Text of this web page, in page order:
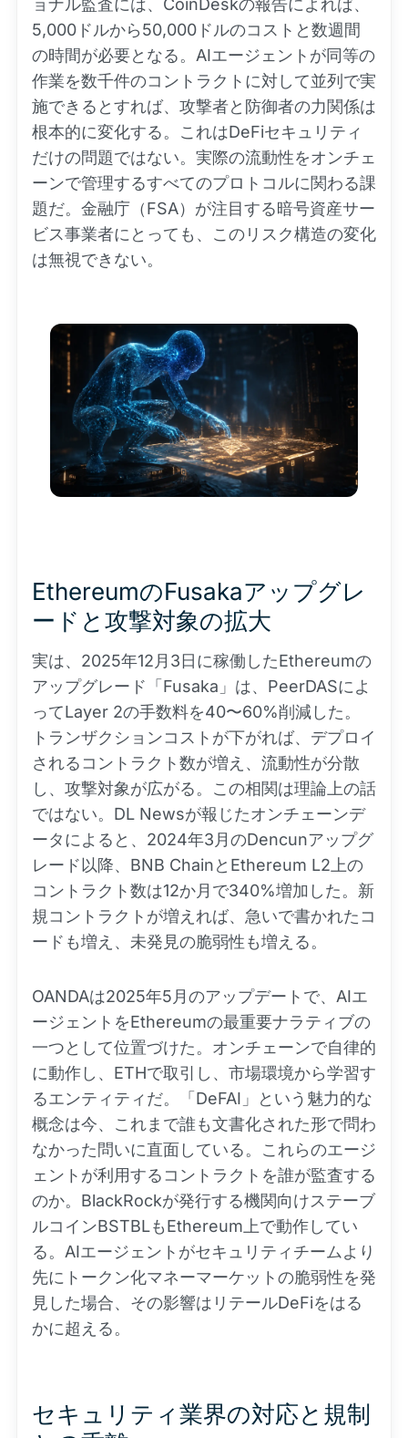
ョナル監査には、CoinDeskの報告によれば、
5,000ドルから50,000ドルのコストと数週間
の時間が必要となる。AIエージェントが同等の
作業を数千件のコントラクトに対して並列で実
施できるとすれば、攻撃者と防御者の力関係は
根本的に変化する。これはDeFiセキュリティ
だけの問題ではない。実際の流動性をオンチェ
ーンで管理するすべてのプロトコルに関わる課
題だ。金融庁（FSA）が注目する暗号資産サー
ビス事業者にとっても、このリスク構造の変化
は無視できない。
EthereumのFusakaアップグレ
ードと攻撃対象の拡大
実は、2025年12月3日に稼働したEthereumの
アップグレード「Fusaka」は、PeerDASによ
ってLayer 2の手数料を40〜60%削減した。
トランザクションコストが下がれば、デプロイ
されるコントラクト数が増え、流動性が分散
し、攻撃対象が広がる。この相関は理論上の話
ではない。DL Newsが報じたオンチェーンデ
ータによると、2024年3月のDencunアップグ
レード以降、BNB ChainとEthereum L2上の
コントラクト数は12か月で340%増加した。新
規コントラクトが増えれば、急いで書かれたコ
ードも増え、未発見の脆弱性も増える。
OANDAは2025年5月のアップデートで、AIエ
ージェントをEthereumの最重要ナラティブの
一つとして位置づけた。オンチェーンで自律的
に動作し、ETHで取引し、市場環境から学習す
るエンティティだ。「DeFAI」という魅力的な
概念は今、これまで誰も文書化された形で問わ
なかった問いに直面している。これらのエージ
ェントが利用するコントラクトを誰が監査する
のか。BlackRockが発行する機関向けステーブ
ルコインBSTBLもEthereum上で動作してい
る。AIエージェントがセキュリティチームより
先にトークン化マネーマーケットの脆弱性を発
見した場合、その影響はリテールDeFiをはる
かに超える。
セキュリティ業界の対応と規制